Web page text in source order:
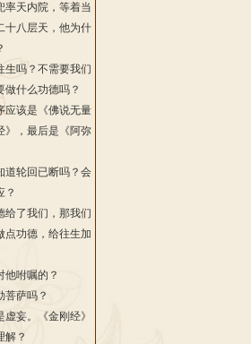
率天内院，等着当
十八层天，他为什
生吗？不需要我们
做什么功德吗？
应该是《佛说无量
》，最后是《阿弥
道轮回已断吗？会
？
给了我们，那我们
点功德，给往生加
他咐嘱的？
菩萨吗？
妄。《金刚经》
解？